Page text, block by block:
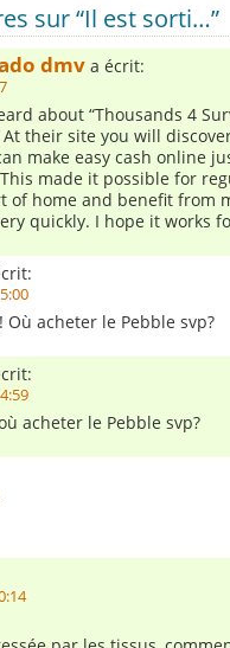
sur “Il est sorti…”
dmv a écrit:
about “Thousands 4
their site you will
make easy cash online
made it possible for
of home and benefit from
quickly. I hope it works
acheter le Pebble svp?
acheter le Pebble svp?